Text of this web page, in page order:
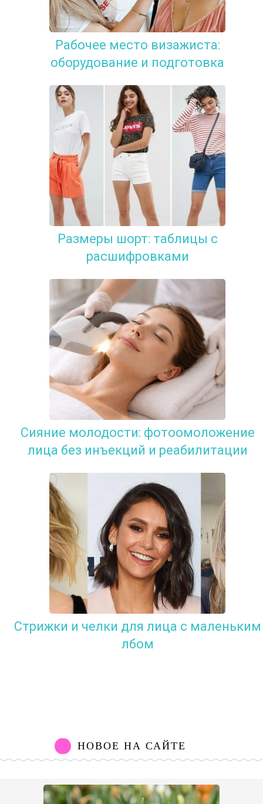
Рабочее место визажиста:
оборудование и подготовка
Размеры шорт: таблицы с
расшифровками
Сияние молодости: фотоомоложение
лица без инъекций и реабилитации
Стрижки и челки для лица с маленьким
лбом
НОВОЕ НА САЙТЕ